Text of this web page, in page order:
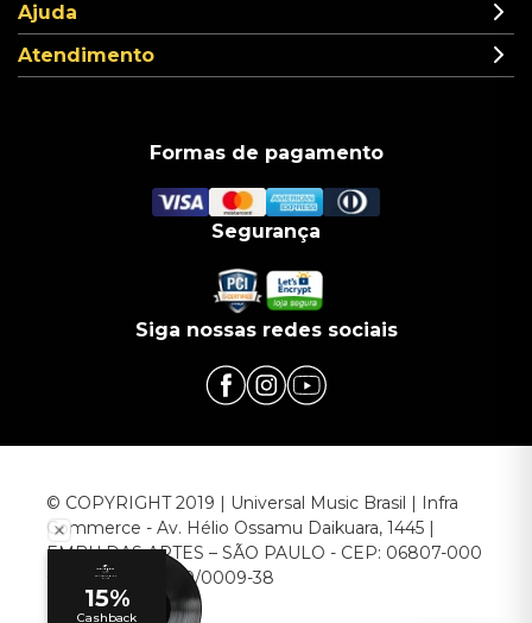
Ajuda
Atendimento
Formas de pagamento
Segurança
Siga nossas redes sociais
© COPYRIGHT 2019 | Universal Music Brasil | Infra
Commerce - Av. Hélio Ossamu Daikuara, 1445 |
EMBU DAS ARTES – SÃO PAULO - CEP: 06807-000
CNPJ: 00.952.789/0009-38